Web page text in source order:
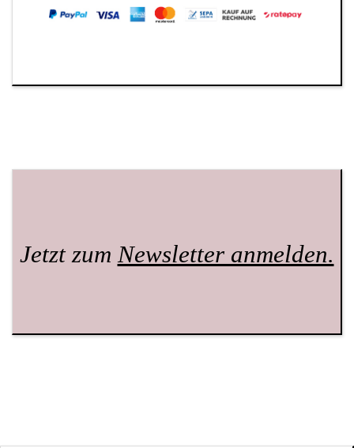
Jetzt zumNewsletter anmelden.